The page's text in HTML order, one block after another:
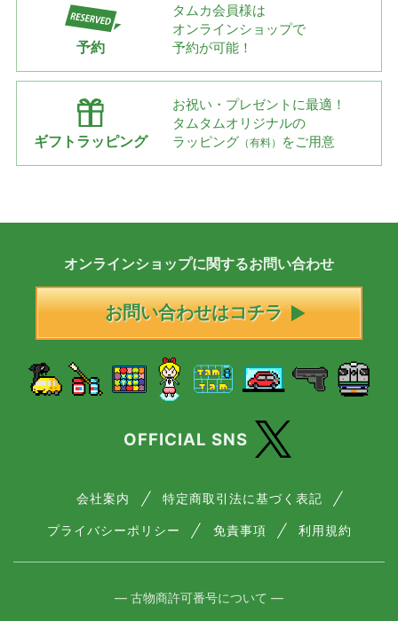
予約
タムカ会員様は
オンラインショップで
予約が可能！
ギフトラッピング
お祝い・プレゼントに最適！
タムタムオリジナルの
ラッピング （有料） をご用意
オンラインショップに関するお問い合わせ
お問い合わせはコチラ
OFFICIAL SNS
会社案内 特定商取引法に基づく表記
プライバシーポリシー 免責事項 利用規約
― 古物商許可番号について ―